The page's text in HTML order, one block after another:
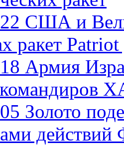
США и
ракет
Армия
Золото